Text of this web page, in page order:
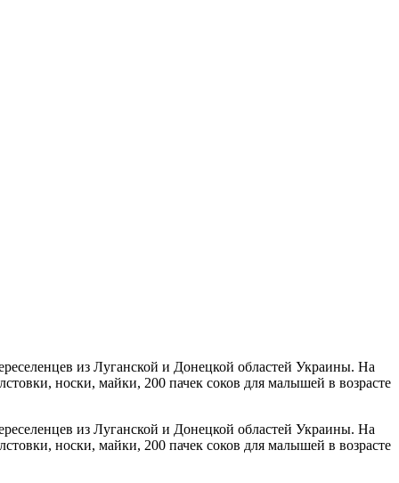
из Луганской и Донецкой областей Украины. На
носки, майки, 200 пачек соков для малышей в возрасте
из Луганской и Донецкой областей Украины. На
носки, майки, 200 пачек соков для малышей в возрасте